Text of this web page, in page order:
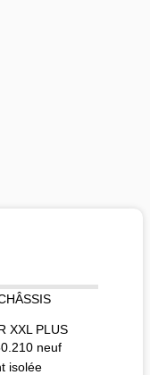
XXL PLUS
neuf
isolée